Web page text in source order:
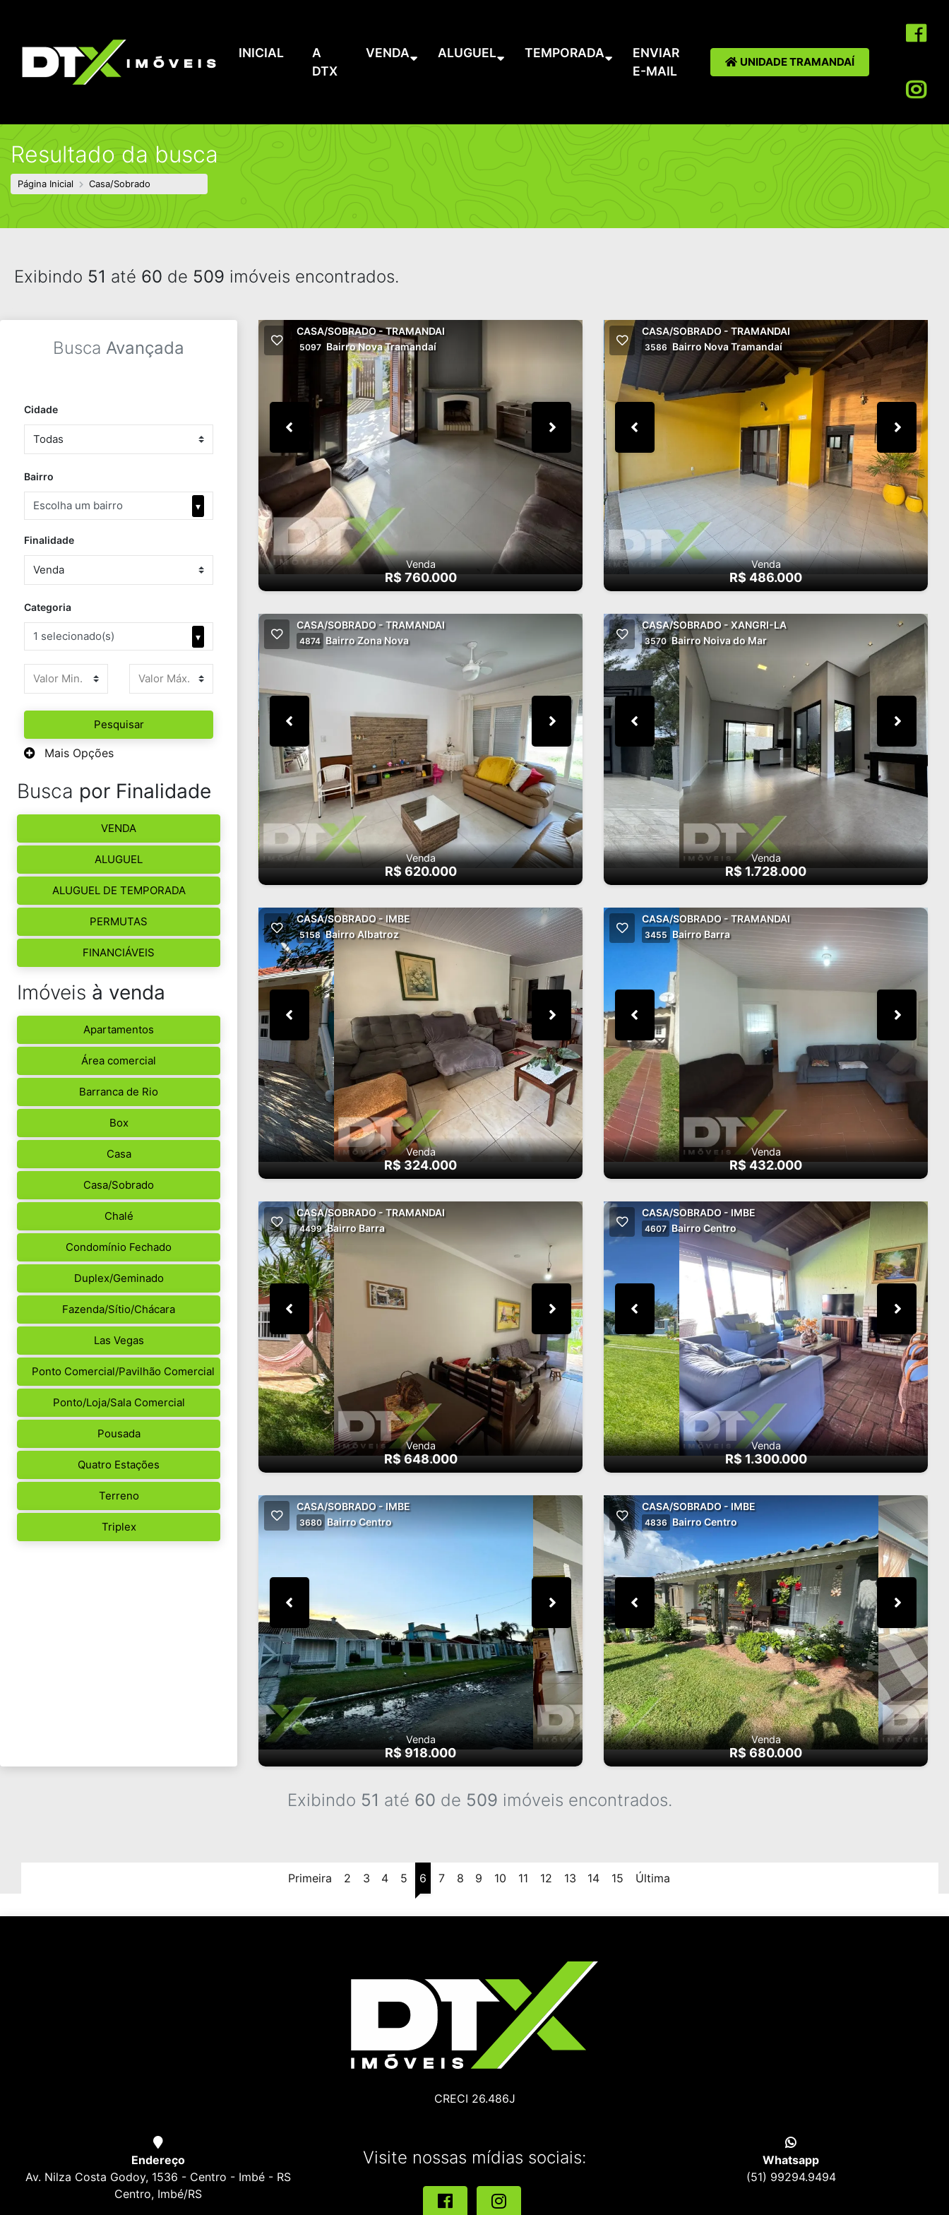
INICIAL
A
DTX
VENDA ALUGUEL TEMPORADA
ENVIAR
E-MAIL
UNIDADE TRAMANDAÍ
Resultado da busca
Página Inicial Casa/Sobrado
Exibindo 51 até 60 de 509 imóveis encontrados.
Busca Avançada
Cidade
Bairro
Escolha um bairro ▾
Finalidade
Categoria
1 selecionado(s) ▾
Pesquisar
Mais Opções
Busca por Finalidade
VENDA
ALUGUEL
ALUGUEL DE TEMPORADA
PERMUTAS
FINANCIÁVEIS
Imóveis à venda
Apartamentos
Área comercial
Barranca de Rio
Box
Casa
Casa/Sobrado
Chalé
Condomínio Fechado
Duplex/Geminado
Fazenda/Sítio/Chácara
Las Vegas
Ponto Comercial/Pavilhão Comercial
Ponto/Loja/Sala Comercial
Pousada
Quatro Estações
Terreno
Triplex
CASA/SOBRADO - TRAMANDAI
5097 Bairro Nova Tramandaí
Venda
R$ 760.000
CASA/SOBRADO - TRAMANDAI
3586 Bairro Nova Tramandaí
Venda
R$ 486.000
CASA/SOBRADO - TRAMANDAI
4874 Bairro Zona Nova
Venda
R$ 620.000
CASA/SOBRADO - XANGRI-LA
3570 Bairro Noiva do Mar
Venda
R$ 1.728.000
CASA/SOBRADO - IMBE
5158 Bairro Albatroz
Venda
R$ 324.000
CASA/SOBRADO - TRAMANDAI
3455 Bairro Barra
Venda
R$ 432.000
CASA/SOBRADO - TRAMANDAI
4499 Bairro Barra
Venda
R$ 648.000
CASA/SOBRADO - IMBE
4607 Bairro Centro
Venda
R$ 1.300.000
CASA/SOBRADO - IMBE
3680 Bairro Centro
Venda
R$ 918.000
CASA/SOBRADO - IMBE
4836 Bairro Centro
Venda
R$ 680.000
Exibindo 51 até 60 de 509 imóveis encontrados.
Primeira 2 3 4 5 6 7 8 9 10 11 12 13 14 15 Última
CRECI 26.486J
Endereço
Av. Nilza Costa Godoy, 1536 - Centro - Imbé - RS
Centro, Imbé/RS
Visite nossas mídias sociais:
Whatsapp
(51) 99294.9494